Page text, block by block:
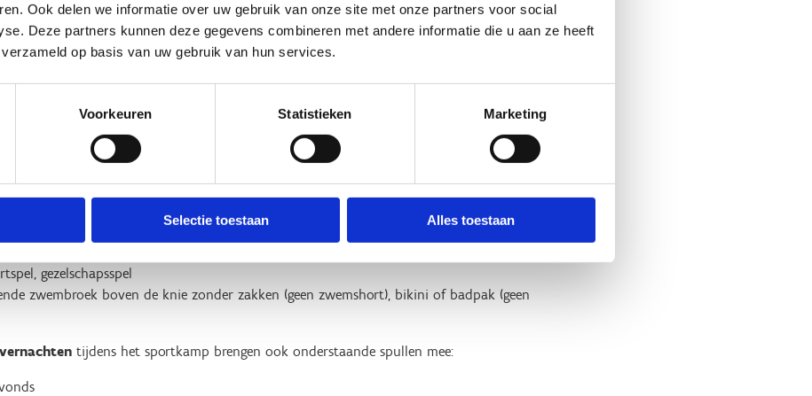
Ook delen we informatie over uw gebruik van onze site met onze partners voor social
Deze partners kunnen deze gegevens combineren met andere informatie die u aan ze heeft
op basis van uw gebruik van hun services.
Voorkeuren Statistieken Marketing
Selectie toestaan Alles toestaan
(schoenen met een kleurvaste zool), sportschoenen voor buiten
schoenen die nat mogen worden (voor keuzesport/kajakactiviteit)
muggenmelk, zalf tegen insectenbeten
gezelschapsspel
zwembroek boven de knie zonder zakken (geen zwemshort), bikini of badpak (geen
tijdens het sportkamp brengen ook onderstaande spullen mee: